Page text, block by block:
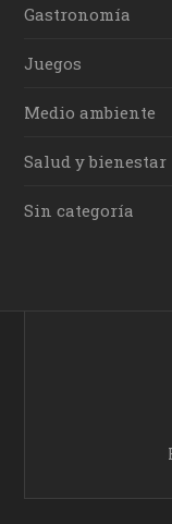
Gastronomía
Juegos
Medio ambiente
Salud y bienestar
Sin categoría